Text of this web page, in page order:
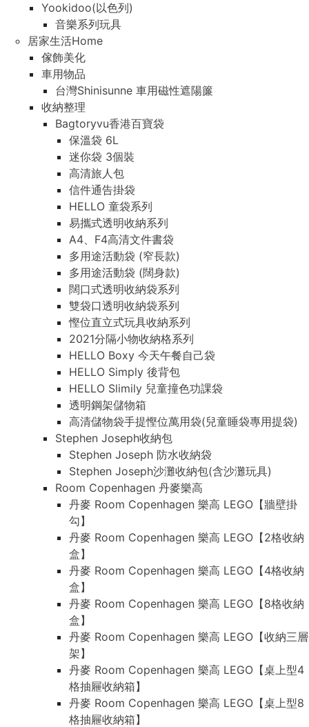
Yookidoo(以色列)
音樂系列玩具
居家生活Home
傢飾美化
車用物品
台灣Shinisunne 車用磁性遮陽簾
收納整理
Bagtoryvu香港百寶袋
保溫袋 6L
迷你袋 3個裝
高清旅人包
信件通告掛袋
HELLO 童袋系列
易攜式透明收納系列
A4、F4高清文件書袋
多用途活動袋 (窄長款)
多用途活動袋 (闊身款)
闊口式透明收納袋系列
雙袋口透明收納袋系列
慳位直立式玩具收納系列
2021分隔小物收納格系列
HELLO Boxy 今天午餐自己袋
HELLO Simply 後背包
HELLO Slimily 兒童撞色功課袋
透明鋼架儲物箱
高清儲物袋手提慳位萬用袋(兒童睡袋專用提袋)
Stephen Joseph收納包
Stephen Joseph 防水收納袋
Stephen Joseph沙灘收納包(含沙灘玩具)
Room Copenhagen 丹麥樂高
丹麥 Room Copenhagen 樂高 LEGO【牆壁掛
勾】
丹麥 Room Copenhagen 樂高 LEGO【2格收納
盒】
丹麥 Room Copenhagen 樂高 LEGO【4格收納
盒】
丹麥 Room Copenhagen 樂高 LEGO【8格收納
盒】
丹麥 Room Copenhagen 樂高 LEGO【收納三層
架】
丹麥 Room Copenhagen 樂高 LEGO【桌上型4
格抽屜收納箱】
丹麥 Room Copenhagen 樂高 LEGO【桌上型8
格抽屜收納箱】